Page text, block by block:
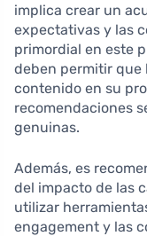
implica crear un
expectativas y las
primordial en este
deben permitir que
contenido en su
recomendaciones
genuinas.
Además, es
del impacto de las
utilizar
engagement y las